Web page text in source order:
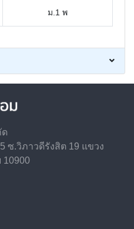
ม.1 พ
ซ.วิภาวดีรังสิต 19 แขวง
10900